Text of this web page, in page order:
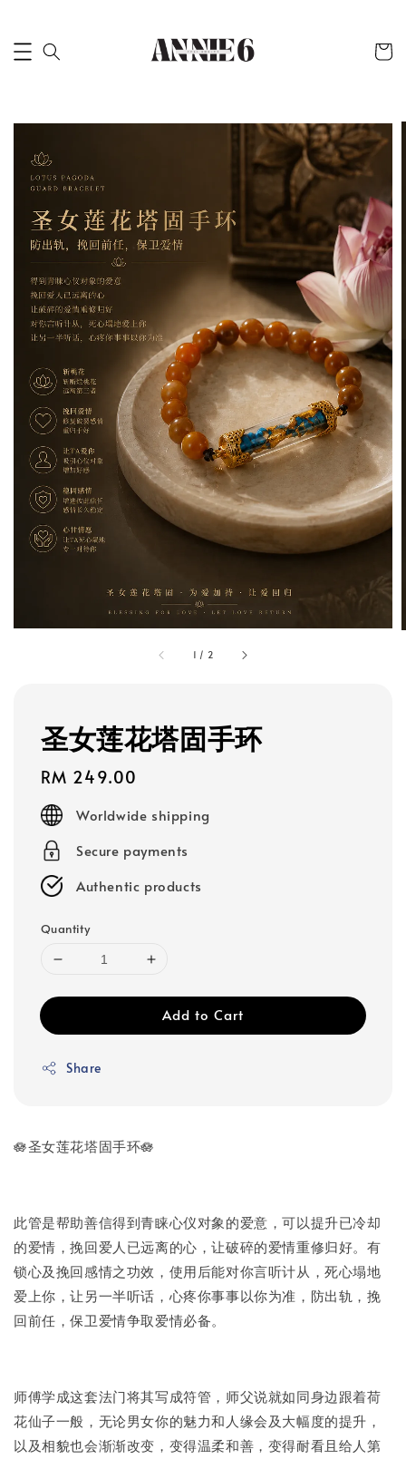
1 / 2
圣女莲花塔固手环
Regular
price
RM 249.00
Worldwide shipping
Secure payments
Authentic products
Quantity
Add to Cart
Share
🪷圣女莲花塔固手环🪷
此管是帮助善信得到青睐心仪对象的爱意，可以提升已冷却
的爱情，挽回爱人已远离的心，让破碎的爱情重修归好。有
锁心及挽回感情之功效，使用后能对你言听计从，死心塌地
爱上你，让另一半听话，心疼你事事以你为准，防出轨，挽
回前任，保卫爱情争取爱情必备。
师傅学成这套法门将其写成符管，师父说就如同身边跟着荷
花仙子一般，无论男女你的魅力和人缘会及大幅度的提升，
以及相貌也会渐渐改变，变得温柔和善，变得耐看且给人第